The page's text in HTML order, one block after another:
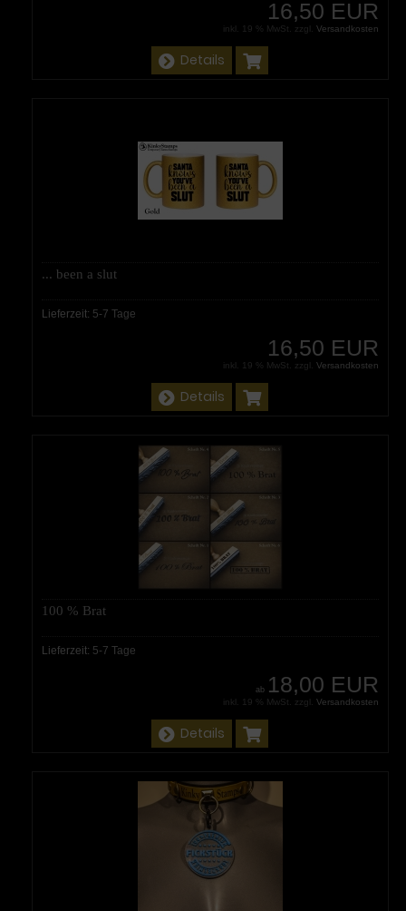
16,50 EUR
inkl. 19 % MwSt. zzgl. Versandkosten
Details
... been a slut
Lieferzeit: 5-7 Tage
16,50 EUR
inkl. 19 % MwSt. zzgl. Versandkosten
Details
100 % Brat
Lieferzeit: 5-7 Tage
ab 18,00 EUR
inkl. 19 % MwSt. zzgl. Versandkosten
Details